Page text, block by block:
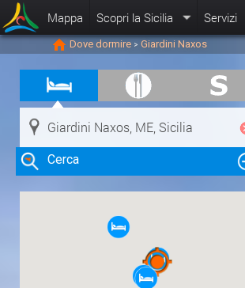
Mappa Scopri la Sicilia Servizi
Dove dormire > Giardini Naxos
Cerca
Clicca su una risorsa nella mappa
per visualizzare le informazioni